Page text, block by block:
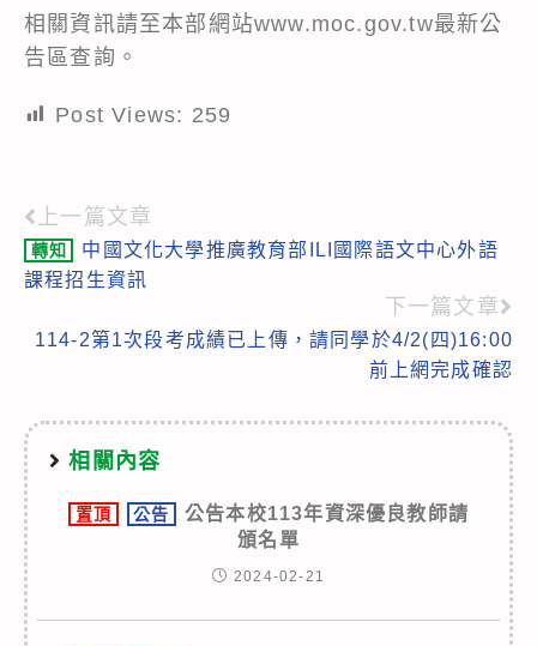
相關資訊請至本部網站www.moc.gov.tw最新公
告區查詢。
Post Views: 259
Read
more
上一篇文章
轉知
中國文化大學推廣教育部ILI國際語文中心外語
課程招生資訊
下一篇文章
114-2第1次段考成績已上傳，請同學於4/2(四)16:00
前上網完成確認
相關內容
置頂 公告
公告本校113年資深優良教師請
頒名單
2024-02-21